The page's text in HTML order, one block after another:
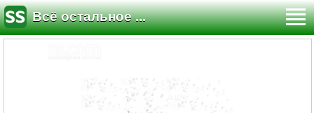
Всё остальное ...